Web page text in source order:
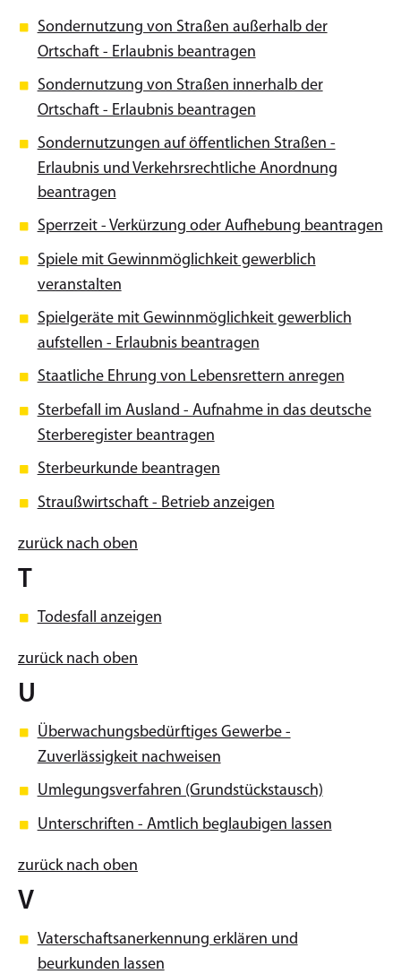
Sondernutzung von Straßen außerhalb der
Ortschaft - Erlaubnis beantragen
Sondernutzung von Straßen innerhalb der
Ortschaft - Erlaubnis beantragen
Sondernutzungen auf öffentlichen Straßen -
Erlaubnis und Verkehrsrechtliche Anordnung
beantragen
Sperrzeit - Verkürzung oder Aufhebung beantragen
Spiele mit Gewinnmöglichkeit gewerblich
veranstalten
Spielgeräte mit Gewinnmöglichkeit gewerblich
aufstellen - Erlaubnis beantragen
Staatliche Ehrung von Lebensrettern anregen
Sterbefall im Ausland - Aufnahme in das deutsche
Sterberegister beantragen
Sterbeurkunde beantragen
Straußwirtschaft - Betrieb anzeigen
zurück nach oben
T
Todesfall anzeigen
zurück nach oben
U
Überwachungsbedürftiges Gewerbe -
Zuverlässigkeit nachweisen
Umlegungsverfahren (Grundstückstausch)
Unterschriften - Amtlich beglaubigen lassen
zurück nach oben
V
Vaterschaftsanerkennung erklären und
beurkunden lassen